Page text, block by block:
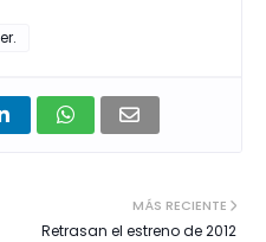
MÁS RECIENTE
Retrasan el estreno de 2012